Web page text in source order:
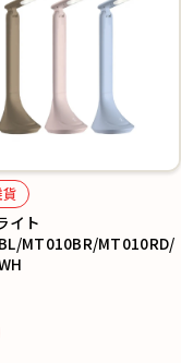
イト
MT010BR/MT010RD/